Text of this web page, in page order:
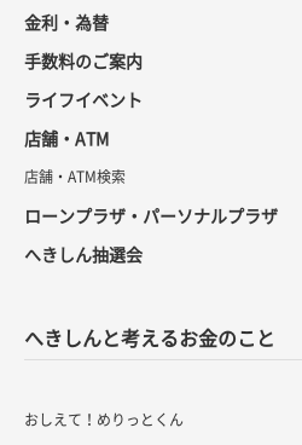
金利・為替
手数料のご案内
ライフイベント
店舗・ATM
店舗・ATM検索
ローンプラザ・パーソナルプラザ
へきしん抽選会
へきしんと考えるお金のこと
おしえて！めりっとくん